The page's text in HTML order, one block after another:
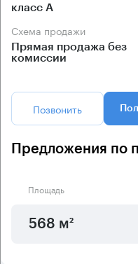
класс А
Схема продажи
Прямая продажа без
комиссии
Позвонить
Предложения по
Площадь
568 м²